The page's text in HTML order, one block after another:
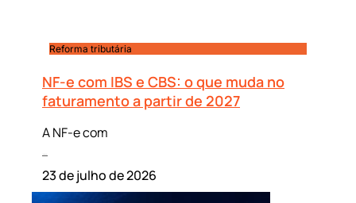
Reforma tributária
NF-e com IBS e CBS: o que muda no
faturamento a partir de 2027
A NF-e com
23 de julho de 2026